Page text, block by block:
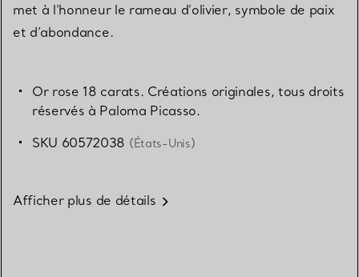
met à l’honneur le rameau d’olivier, symbole de paix
et d’abondance.
Or rose 18 carats. Créations originales, tous droits
réservés à Paloma Picasso.
SKU 60572038 (États-Unis)
Afficher plus de détails